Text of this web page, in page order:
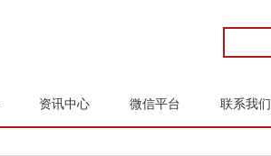
资讯中心 微信平台 联系我们